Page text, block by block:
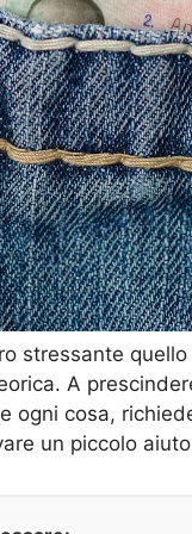
stressante
A
ogni cosa,
un piccolo